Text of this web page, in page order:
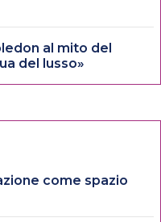
al mito del
del lusso»
come spazio